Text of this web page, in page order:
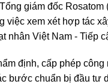
giám đốc Rosatom
việc xem xét hợp tác
nhân Việt Nam - Tiếp
định, cấp phép
bước chuẩn bị đầu tư